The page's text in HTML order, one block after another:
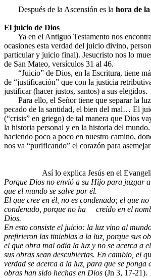
Después de la Ascensión es la hora de
El juicio de Dios
Ya en el Antiguo Testamento nos
ocasiones esta verdad del juicio divino,
particular y juicio final). Jesucristo nos lo
de San Mateo, versículos 31 al 46.
“Juicio” de Dios, en la Escritura, tiene
de “justificación” que con la justicia
justificar (hacer justos, santos) a sus elegidos.
Para ello, el Señor tiene que separar la
pecado de la santidad, el bien del mal… El
(“crisis” en griego) de tal manera que Dios
la historia personal y en la historia del
haciendo poco a poco en nuestro camino,
nos va “purificando” el corazón para
Así lo explica Jesús en el
Porque Dios no envió a su Hijo para juzgar
que el mundo se salve por él.
El que cree en él, no es condenado; el que no
condenado, porque no ha creído en el
Dios.
En esto consiste el juicio: la luz vino al
prefirieron las tinieblas a la luz, porque sus
el que obra mal odia la luz y no se acerca a
sus obras sean descubiertas. En cambio, el
verdad se acerca a la luz, para que se ponga
obras han sido hechas en Dios (Jn 3, 17-21).